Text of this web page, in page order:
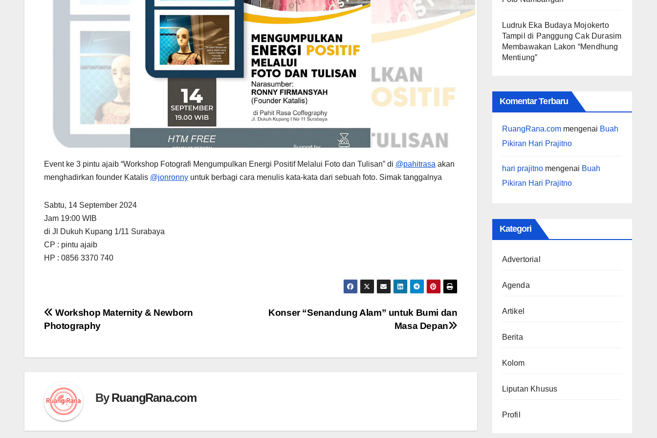
Event ke 3 pintu ajaib “Workshop Fotografi Mengumpulkan Energi Positif Melalui Foto dan Tulisan” di @pahitrasa akan
menghadirkan founder Katalis @jonronny untuk berbagi cara menulis kata-kata dari sebuah foto. Simak tanggalnya
Sabtu, 14 September 2024
Jam 19:00 WIB
di Jl Dukuh Kupang 1/11 Surabaya
CP : pintu ajaib
HP : 0856 3370 740
Navigasi
Konser “Senandung Alam” untuk Bumi dan
Masa Depan
Workshop Maternity & Newborn
Photography
ByRuangRana.com
Ludruk Eka Budaya Mojokerto
Tampil di Panggung Cak Durasim
Membawakan Lakon “Mendhung
Mentiung”
Komentar Terbaru
RuangRana.commengenai Buah
Pikiran Hari Prajitno
hari prajitnomengenai Buah
Pikiran Hari Prajitno
Kategori
Advertorial
Agenda
Artikel
Berita
Kolom
Liputan Khusus
Profil